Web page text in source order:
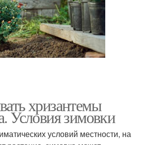
хризантемы
Условия зимовки
условий местности, на